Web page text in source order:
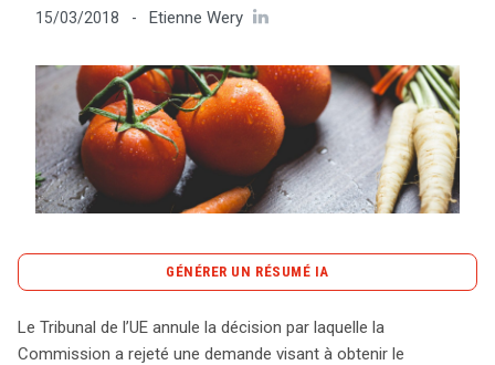
Tout sur le droit de l'innovation
CONTACT
15/03/2018 - Etienne Wery
GÉNÉRER UN RÉSUMÉ IA
Le Tribunal de l’Union européenne a récemment annulé la
Le Tribunal de l’UE annule la décision par laquelle la
Commission a rejeté une demande visant à obtenir le